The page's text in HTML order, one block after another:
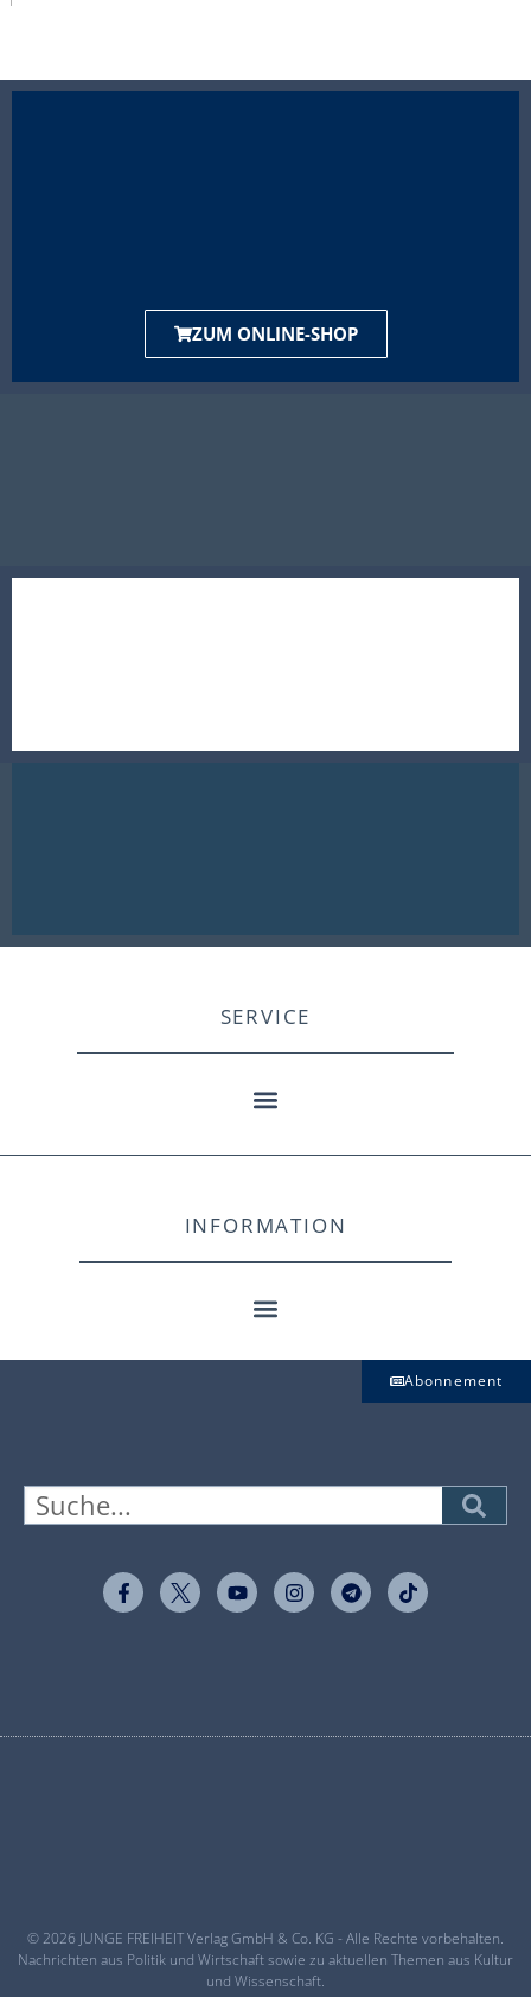
ZUM ONLINE-SHOP
SERVICE
INFORMATION
Abonnement
© 2026 JUNGE FREIHEIT Verlag GmbH & Co. KG - Alle Rechte vorbehalten.
Nachrichten aus Politik und Wirtschaft sowie zu aktuellen Themen aus Kultur
und Wissenschaft.